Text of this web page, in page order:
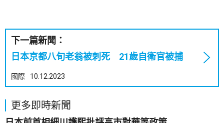
下一篇新聞：
日本京都八旬老翁被刺死 21歲自衛官被捕
國際 10.12.2023
更多即時新聞